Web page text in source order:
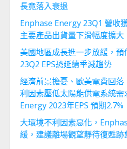
長竟落入衰退
Enphase Energy 23Q1 營收
主要產品出貨量下滑幅度擴
美國地區成長進一步放緩，
23Q2 EPS恐延續季減趨勢
經濟前景擔憂、歐美電費回
利因素壓低太陽能供電系統
Energy 2023年EPS 預期2.7%
大環境不利因素惡化，
緩，建議離場觀望靜待復甦跡